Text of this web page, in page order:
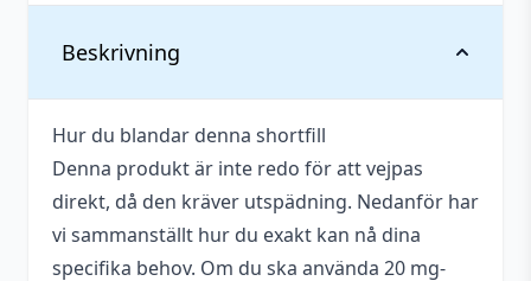
Beskrivning
Hur du blandar denna shortfill
Denna produkt är inte redo för att vejpas
direkt, då den kräver utspädning. Nedanför har
vi sammanställt hur du exakt kan nå dina
specifika behov. Om du ska använda 20 mg-
Vikt
Serie
Paradise-Icle
Tillverkare
Nicopure Labs
Tillverkningsland USA
Blandning
50VG / 50PG